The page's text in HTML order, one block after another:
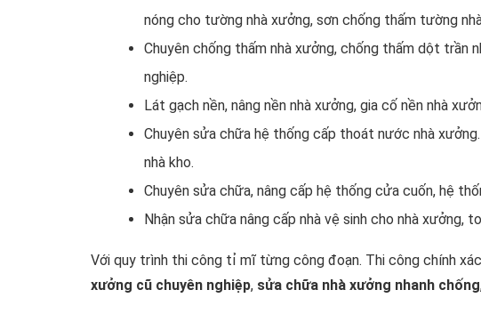
nóng cho tường nhà xưởng, sơn chống thấm tường
Chuyên chống thấm nhà xưởng, chống thấm dột trần
nghiệp.
Lát gạch nền, nâng nền nhà xưởng, gia cố nền nhà
Chuyên sửa chữa hệ thống cấp thoát nước nhà
nhà kho.
Chuyên sửa chữa, nâng cấp hệ thống cửa cuốn, hệ
Nhận sửa chữa nâng cấp nhà vệ sinh cho nhà xưởng,
Với quy trình thi công tỉ mĩ từng công đoạn. Thi công chính
xưởng cũ chuyên nghiệp, sửa chữa nhà xưởng nhanh chống